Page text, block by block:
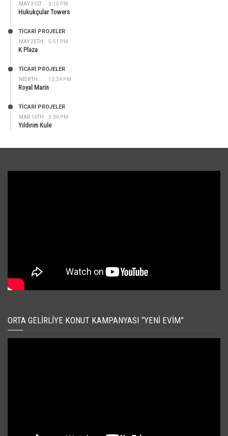
MAY 31ST 3:10 PM
Hukukçular Towers
MAY 25TH 5:51 PM
TİCARİ PROJELER
K Plaza
NIS 8TH 12:34 PM
TİCARİ PROJELER
Royal Marin
MAR 16TH 3:30 PM
TİCARİ PROJELER
Yıldırım Kule
ORTA GELIRLIYE KONUT KAMPANYASI “YENI EVIM”